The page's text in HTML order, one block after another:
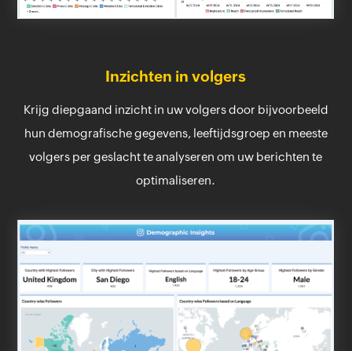
Inzichten in volgers
Krijg diepgaand inzicht in uw volgers door bijvoorbeeld
hun demografische gegevens, leeftijdsgroep en meeste
volgers per geslacht te analyseren om uw berichten te
optimaliseren.